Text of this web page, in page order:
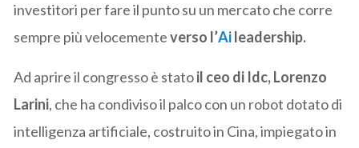
investitori per fare il punto su un mercato che corre
sempre più velocementeverso l’Aileadership.
Ad aprire il congresso è statoil ceo di Idc, Lorenzo
Larini, che ha condiviso il palco con un robot dotato di
intelligenza artificiale, costruito in Cina, impiegato in